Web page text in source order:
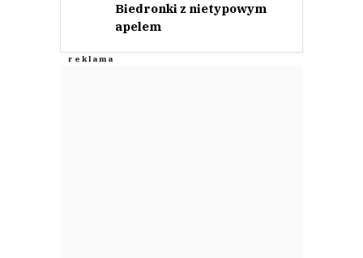
Biedronki z nietypowym
apelem